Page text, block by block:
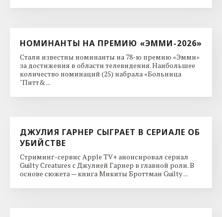
НОМИНАНТЫ НА ПРЕМИЮ «ЭММИ-2026»
Стали известны номинанты на 78-ю премию «Эмми»
за достижения в области телевидения. Наибольшее
количество номинаций (25) набрала «Больница
"Питт& ...
ДЖУЛИЯ ГАРНЕР СЫГРАЕТ В СЕРИАЛЕ ОБ
УБИЙСТВЕ
Стриминг-сервис Apple TV+ анонсировал сериал
Guilty Creatures с Джулией Гарнер в главной роли. В
основе сюжета — книга Микиты Броттман Guilty ...